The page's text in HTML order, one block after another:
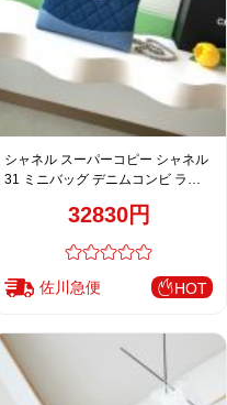
シャネル スーパーコピー シャネル
31 ミニバッグ デニムコンビ ライ
32830円
佐川急便 HOT